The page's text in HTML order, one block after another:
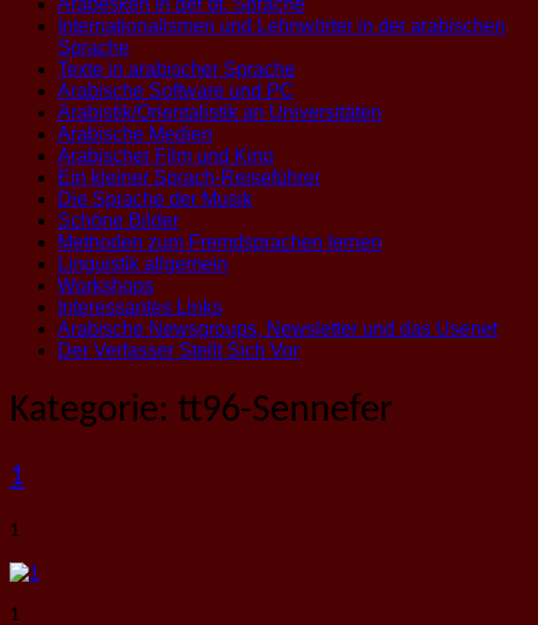
Arabesken in der dt. Sprache
Internationalismen und Lehnwörter in der arabischen
Sprache
Texte in arabischer Sprache
Arabische Software und PC
Arabistik/Orientalistik an Universitäten
Arabische Medien
Arabischer Film und Kino
Ein kleiner Sprach-Reiseführer
Die Sprache der Musik
Schöne Bilder
Methoden zum Fremdsprachen lernen
Linguistik allgemein
Workshops
Interessantes Links
Arabische Newsgroups, Newsletter und das Usenet
Der Verfasser Stellt Sich Vor
Kategorie: tt96-Sennefer
1
1
1